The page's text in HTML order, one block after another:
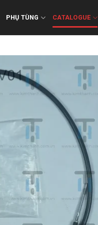
PHỤ TÙNG CATALOGUE